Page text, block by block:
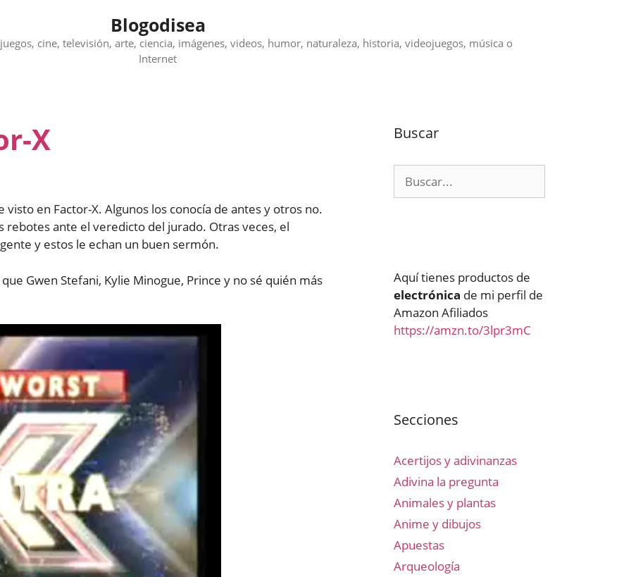
Blogodisea
cine, televisión, arte, ciencia, imágenes, videos, humor, naturaleza, historia, videojuegos, música o
Internet
X
en Factor-X. Algunos los conocía de antes y otros no.
rebotes ante el veredicto del jurado. Otras veces, el
y estos le echan un buen sermón.
Gwen Stefani, Kylie Minogue, Prince y no sé quién más
Buscar
Aquí tienes productos de
electrónica de mi perfil de
Amazon Afiliados
https://amzn.to/3lpr3mC
Secciones
Acertijos y adivinanzas
Adivina la pregunta
Animales y plantas
Anime y dibujos
Apuestas
Arqueología